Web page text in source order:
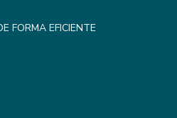
FORMA EFICIENTE